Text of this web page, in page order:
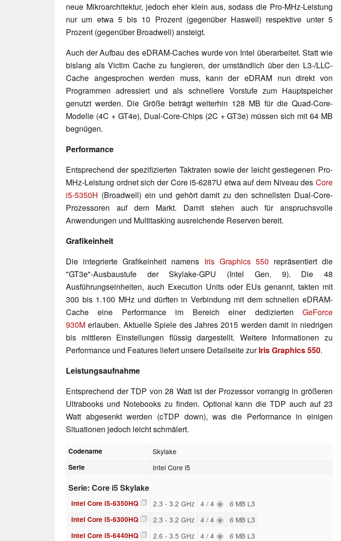
neue Mikroarchitektur, jedoch eher klein aus, sodass die Pro-MHz-Leistung
nur um etwa 5 bis 10 Prozent (gegenüber Haswell) respektive unter 5
Prozent (gegenüber Broadwell) ansteigt.
Auch der Aufbau des eDRAM-Caches wurde von Intel überarbeitet. Statt wie
bislang als Victim Cache zu fungieren, der umständlich über den L3-/LLC-
Cache angesprochen werden muss, kann der eDRAM nun direkt von
Programmen adressiert und als schnellere Vorstufe zum Hauptspeicher
genutzt werden. Die Größe beträgt weiterhin 128 MB für die Quad-Core-
Modelle (4C + GT4e), Dual-Core-Chips (2C + GT3e) müssen sich mit 64 MB
begnügen.
Performance
Entsprechend der spezifizierten Taktraten sowie der leicht gestiegenen Pro-
MHz-Leistung ordnet sich der Core i5-6287U etwa auf dem Niveau des Core
i5-5350H (Broadwell) ein und gehört damit zu den schnellsten Dual-Core-
Prozessoren auf dem Markt. Damit stehen auch für anspruchsvolle
Anwendungen und Multitasking ausreichende Reserven bereit.
Grafikeinheit
Die integrierte Grafikeinheit namens Iris Graphics 550 repräsentiert die
"GT3e"-Ausbaustufe der Skylake-GPU (Intel Gen. 9). Die 48
Ausführungseinheiten, auch Execution Units oder EUs genannt, takten mit
300 bis 1.100 MHz und dürften in Verbindung mit dem schnellen eDRAM-
Cache eine Performance im Bereich einer dedizierten GeForce
930M erlauben. Aktuelle Spiele des Jahres 2015 werden damit in niedrigen
bis mittleren Einstellungen flüssig dargestellt. Weitere Informationen zu
Performance und Features liefert unsere Detailseite zurIris Graphics 550.
Leistungsaufnahme
Entsprechend der TDP von 28 Watt ist der Prozessor vorrangig in größeren
Ultrabooks und Notebooks zu finden. Optional kann die TDP auch auf 23
Watt abgesenkt werden (cTDP down), was die Performance in einigen
Situationen jedoch leicht schmälert.
Codename Skylake
Serie Intel Core i5
Serie: Core i5 Skylake
Intel Core i5-6350HQ 2.3 - 3.2 GHz 4 / 4 6 MB L3
Intel Core i5-6300HQ 2.3 - 3.2 GHz 4 / 4 6 MB L3
Intel Core i5-6440HQ 2.6 - 3.5 GHz 4 / 4 6 MB L3